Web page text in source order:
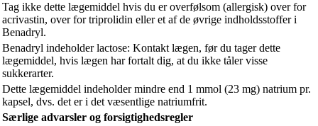
Tag ikke dette lægemiddel hvis du er overfølsom (allergisk) over for
acrivastin, over for triprolidin eller et af de øvrige indholdsstoffer i
Benadryl.
Benadryl indeholder lactose: Kontakt lægen, før du tager dette
lægemiddel, hvis lægen har fortalt dig, at du ikke tåler visse
sukkerarter.
Dette lægemiddel indeholder mindre end 1 mmol (23 mg) natrium pr.
kapsel, dvs. det er i det væsentlige natriumfrit.
Særlige advarsler og forsigtighedsregler